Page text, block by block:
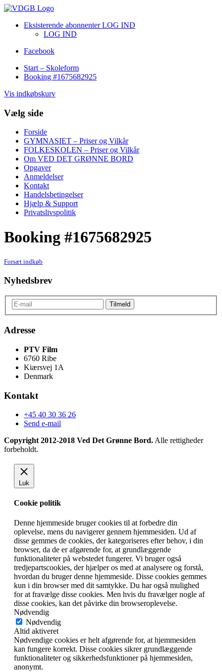
Eksisterende abonnenter LOG IND
LOG IND
Facebook
Start – Skoleform
Booking #1675682925
Vis indkøbskurv
Vælg side
Forside
GYMNASIET – Priser og Vilkår
FOLKESKOLEN – Priser og Vilkår
Om VED DET GRØNNE BORD
Opgaver
Anmeldelser
Kontakt
Handelsbetingelser
Hjælp & Support
Privatslivspolitik
Booking #1675682925
Forsæt indkøb
Nyhedsbrev
Adresse
PTV Film
6760 Ribe
Kiærsvej 1A
Denmark
Kontakt
+45 40 30 36 26
Send e-mail
Copyright 2012-2018 Ved Det Grønne Bord. Alle rettigheder
forbeholdt.
Luk
Cookie politik
Denne hjemmeside bruger cookies til at forbedre din
oplevelse, mens du navigerer gennem hjemmesiden. Ud af
disse gemmes de cookies, der kategoriseres efter behov, i din
browser, da de er afgørende for, at grundlæggende
funktionaliteter på webstedet fungerer. Vi bruger også
tredjepartscookies, der hjælper os med at analysere og forstå,
hvordan du bruger denne hjemmeside. Disse cookies gemmes
kun i din browser med dit samtykke. Du har også mulighed
for at fravælge disse cookies. Men hvis du fravælger nogle af
disse cookies, kan det påvirke din browseroplevelse.
Nødvendig
Nødvendig
Altid aktiveret
Nødvendige cookies er helt afgørende for, at hjemmesiden
kan fungere korrekt. Disse cookies sikrer grundlæggende
funktionaliteter og sikkerhedsfunktioner på hjemmesiden,
anonymt.